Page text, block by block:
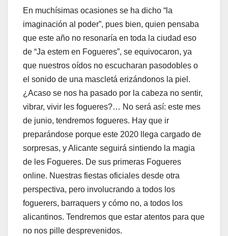
En muchísimas ocasiones se ha dicho “la
imaginación al poder”, pues bien, quien pensaba
que este año no resonaría en toda la ciudad eso
de “Ja estem en Fogueres”, se equivocaron, ya
que nuestros oídos no escucharan pasodobles o
el sonido de una mascletá erizándonos la piel.
¿Acaso se nos ha pasado por la cabeza no sentir,
vibrar, vivir les fogueres?… No será así: este mes
de junio, tendremos fogueres. Hay que ir
preparándose porque este 2020 llega cargado de
sorpresas, y Alicante seguirá sintiendo la magia
de les Fogueres. De sus primeras Fogueres
online. Nuestras fiestas oficiales desde otra
perspectiva, pero involucrando a todos los
foguerers, barraquers y cómo no, a todos los
alicantinos. Tendremos que estar atentos para que
no nos pille desprevenidos.